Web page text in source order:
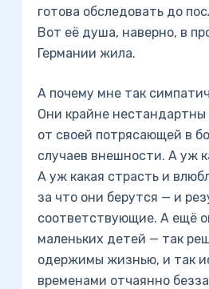
готова обследовать до
Вот её душа, наверно, в
Германии жила.
А почему мне так
Они крайне нестандартны
от своей потрясающей в
случаев внешности. А уж
А уж какая страсть и
за что они берутся — и
соответствующие. А ещё
маленьких детей — так
одержимы жизнью, и так
временами отчаянно